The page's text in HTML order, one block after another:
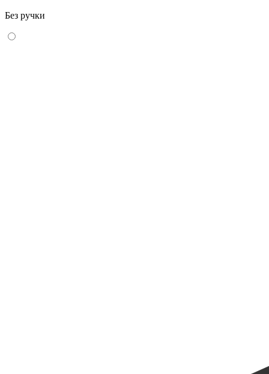
Без ручки